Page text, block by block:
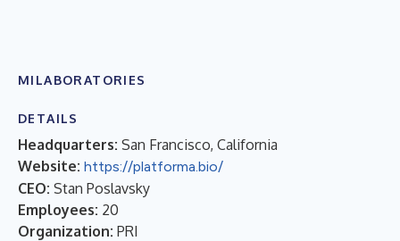
MILABORATORIES
DETAILS
Headquarters: San Francisco, California
Website: https://platforma.bio/
CEO: Stan Poslavsky
Employees: 20
Organization: PRI